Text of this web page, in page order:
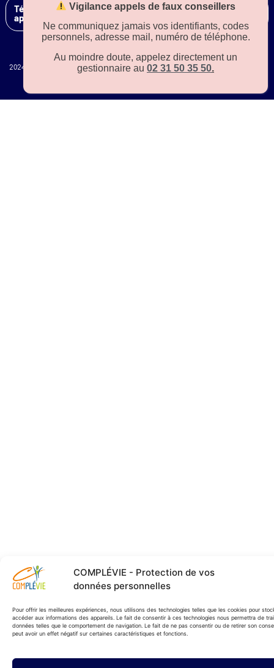
COMPLÉVIE - Protection de vos
données personnelles
Pour offrir les meilleures expériences, nous utilisons des technologies telles que les cookies pour
accéder aux informations des appareils. Le fait de consentir à ces technologies nous permettra de
données telles que le comportement de navigation. Le fait de ne pas consentir ou de retirer son
peut avoir un effet négatif sur certaines caractéristiques et fonctions.
Téléchargez notre
application sur
2024 – Tous droits réservés –plan de site– Une production MetricsValue
Vigilance appels de faux conseillers
Ne communiquez jamais vos identifiants, codes
personnels, adresse mail, numéro de téléphone.
Au moindre doute, appelez directement un
gestionnaire au 02 31 50 35 50.